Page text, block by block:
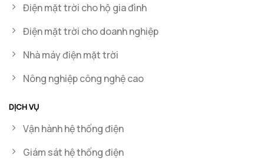
Điện mặt trời cho hộ gia đình
Điện mặt trời cho doanh nghiệp
Nhà máy điện mặt trời
Nông nghiệp công nghệ cao
DỊCH VỤ
Vận hành hệ thống điện
Giám sát hệ thống điện